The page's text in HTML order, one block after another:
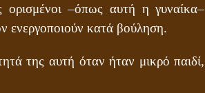
–όπως αυτή η γυναίκα–
ενεργοποιούν κατά βούληση.
της αυτή όταν ήταν μικρό παιδί,